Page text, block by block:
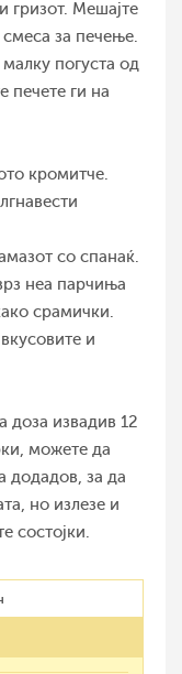
гризот. Мешајте
за печење.
погуста од
печете ги на
кромитче.
со спанаќ.
неа парчиња
срамички.
и
доза извадив 12
можете да
додадов, за да
но излезе и
состојки.